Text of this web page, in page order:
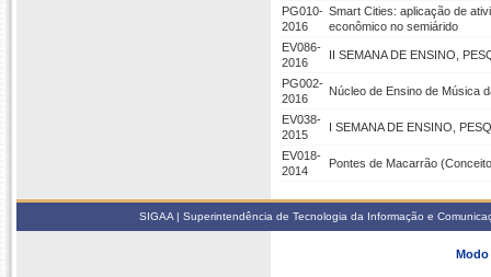
PG010-
2016
Smart Cities: aplicação de
econômico no semiárido
EV086-
2016
II SEMANA DE ENSINO,
PG002-
2016
Núcleo de Ensino de Música
EV038-
2015
I SEMANA DE ENSINO,
EV018-
2014
Pontes de Macarrão
SIGAA | Superintendência de Tecnologia da Informação e
Modo